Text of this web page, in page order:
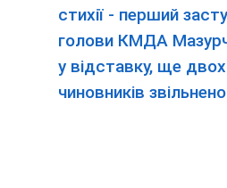
стихії - перший
голови КМДА
у відставку, ще двох
чиновників звільнено